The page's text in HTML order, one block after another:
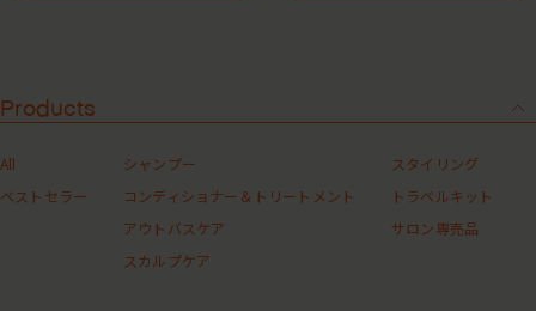
Products
All
ベストセラー
シャンプー
コンディショナー＆トリートメント
アウトバスケア
スカルプケア
スタイリング
トラベルキット
サロン専売品
※お買い物をお楽しみいただくためには、会員登録が必要となります。未登録の場合は新
規会員登録よりご登録のうえ、ご購入ください。
STEP1：ご希望商品を選ぶ
ご希望の商品ページにて「カートに入れる」をクリックしていただくと、